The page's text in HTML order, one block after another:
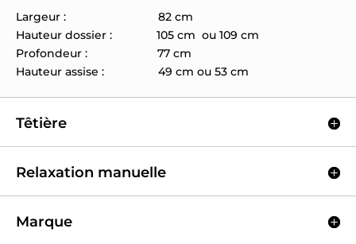
Largeur : 82 cm
Hauteur dossier : 105 cm ou 109 cm
Profondeur : 77 cm
Hauteur assise : 49 cm ou 53 cm
Têtière
Relaxation manuelle
Marque